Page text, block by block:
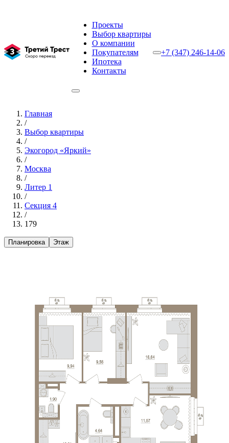
Проекты
Выбор квартиры
О компании
Покупателям
Ипотека
Контакты
+7 (347) 246-14-06
Главная
/
Выбор квартиры
/
Экогород «Яркий»
/
Москва
/
Литер 1
/
Секция 4
/
179
Планировка Этаж